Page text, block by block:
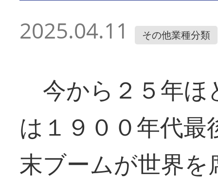
2025.04.11 その他業種分類
今から２５年ほ
は１９００年代
末ブームが世界